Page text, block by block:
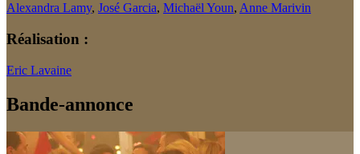
Alexandra Lamy, José Garcia, Michaël Youn, Anne Marivin
Réalisation :
Eric Lavaine
Bande-annonce